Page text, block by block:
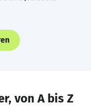
von A bis Z